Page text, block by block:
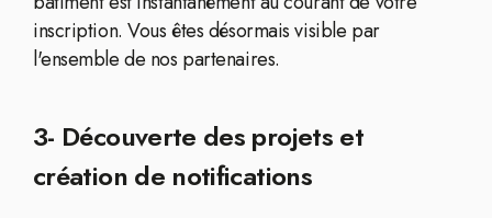
inscription. Vous êtes désormais visible par
l'ensemble de nos partenaires.
3- Découverte des projets et
création de notifications